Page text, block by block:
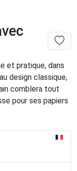
et pratique, dans
design classique,
comblera tout
pour ses papiers